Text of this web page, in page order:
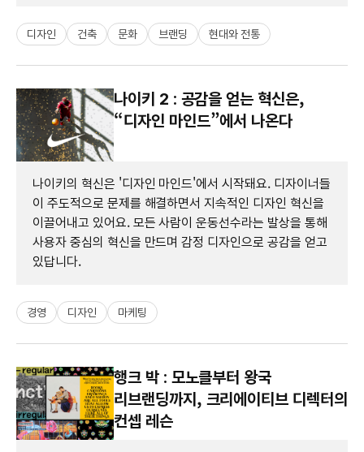
디자인 건축 문화 브랜딩 현대와 전통
나이키 2 : 공감을 얻는 혁신은,
“디자인 마인드”에서 나온다
나이키의 혁신은 '디자인 마인드'에서 시작돼요. 디자이너들
이 주도적으로 문제를 해결하면서 지속적인 디자인 혁신을
이끌어내고 있어요. 모든 사람이 운동선수라는 발상을 통해
사용자 중심의 혁신을 만드며 감정 디자인으로 공감을 얻고
있답니다.
경영 디자인 마케팅
행크 박 : 모노클부터 왕국
리브랜딩까지, 크리에이티브 디렉터의
컨셉 레슨